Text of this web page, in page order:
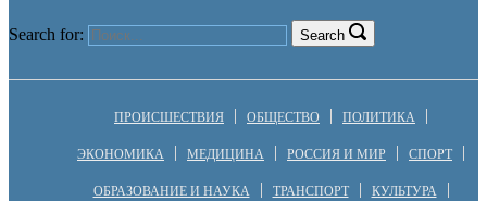
Search for: Search
ПРОИСШЕСТВИЯ ОБЩЕСТВО ПОЛИТИКА
ЭКОНОМИКА МЕДИЦИНА РОССИЯ И МИР СПОРТ
ОБРАЗОВАНИЕ И НАУКА ТРАНСПОРТ КУЛЬТУРА